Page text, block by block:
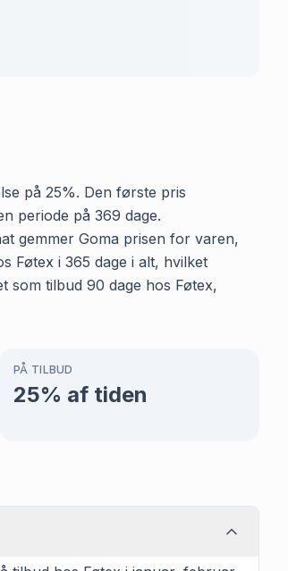
på 25%. Den første pris
periode på 369 dage.
gemmer Goma prisen for varen,
Føtex i 365 dage i alt, hvilket
som tilbud 90 dage hos Føtex,
PÅ TILBUD
25% af tiden